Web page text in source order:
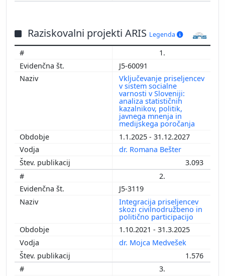
Raziskovalni projekti ARIS Legenda
1.
J5-60091
Vključevanje priseljencev
v sistem socialne
varnosti v Sloveniji:
analiza statističnih
kazalnikov, politik,
javnega mnenja in
medijskega poročanja
1.1.2025 - 31.12.2027
dr. Romana Bešter
3.093
2.
J5-3119
Integracija priseljencev
skozi civilnodružbeno in
politično participacijo
1.10.2021 - 31.3.2025
dr. Mojca Medvešek
1.576
3.